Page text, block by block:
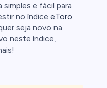
simples e fácil para
no índice eToro
seja novo na
neste índice,